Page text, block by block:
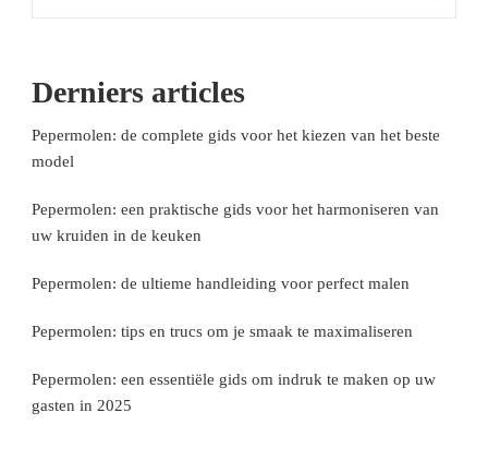
Derniers articles
Pepermolen: de complete gids voor het kiezen van het beste
model
Pepermolen: een praktische gids voor het harmoniseren van
uw kruiden in de keuken
Pepermolen: de ultieme handleiding voor perfect malen
Pepermolen: tips en trucs om je smaak te maximaliseren
Pepermolen: een essentiële gids om indruk te maken op uw
gasten in 2025